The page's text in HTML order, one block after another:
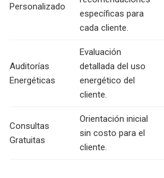
Personalizado
específicas para
cada cliente.
Auditorías
Energéticas
Evaluación
detallada del uso
energético del
cliente.
Consultas
Gratuitas
Orientación inicial
sin costo para el
cliente.